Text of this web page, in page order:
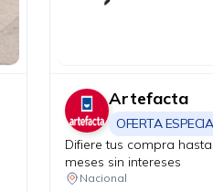
Artefacta
OFERTA
Difiere tus compra
meses sin intereses
Nacional